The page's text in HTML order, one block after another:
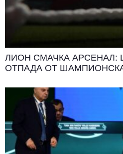
ЛИОН СМАЧКА
ОТПАДА ОТ